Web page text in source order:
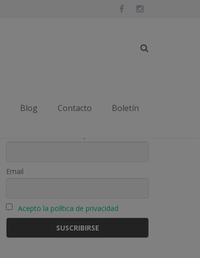
Blog Contacto Boletín
Suscríbete
Email
Acepto la política de privacidad